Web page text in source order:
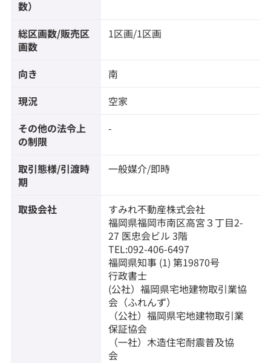
数）
総区画数/販売区
画数
1区画/1区画
向き 南
現況 空家
その他の法令上
の制限
-
取引態様/引渡時
期
一般媒介/即時
取扱会社
すみれ不動産株式会社
福岡県福岡市南区高宮３丁目2-
27 医忠会ビル 3階
TEL:092-406-6497
福岡県知事 (1) 第19870号
行政書士
(公社）福岡県宅地建物取引業協
会（ふれんず）
（公社）福岡県宅地建物取引業
保証協会
（一社）木造住宅耐震普及協
会